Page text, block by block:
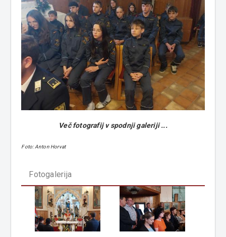
Več fotografij v spodnji galeriji ...
Foto: Anton Horvat
Fotogalerija